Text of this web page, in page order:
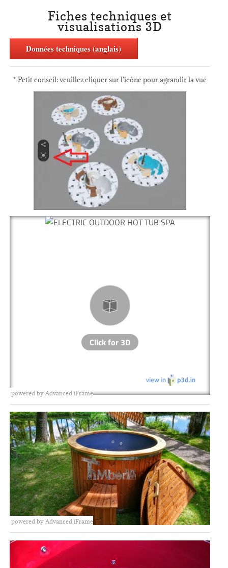
Fiches techniques et
visualisations 3D
Données techniques (anglais)
* Petit conseil: veuillez cliquer sur l’icône pour agrandir la vue
powered by Advanced iFrame
powered by Advanced iFrame